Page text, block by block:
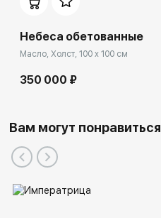
Небеса обетованные
Масло, Холст, 100 x 100 см
350 000 ₽
Вам могут понравиться